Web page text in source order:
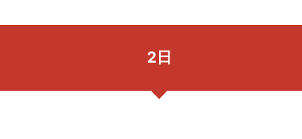
2日